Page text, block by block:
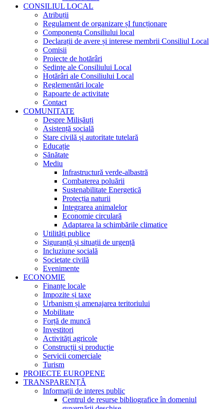
CONSILIUL LOCAL
Atribuții
Regulament de organizare șI funcționare
Componența Consiliului local
Declarații de avere și interese membrii Consiliul Local
Comisii
Proiecte de hotărâri
Ședințe ale Consiliului Local
Hotărâri ale Consiliului Local
Reglementări locale
Rapoarte de activitate
Contact
COMUNITATE
Despre Milișăuți
Asistență socială
Stare civilă și autoritate tutelară
Educație
Sănătate
Mediu
Infrastructură verde-albastră
Combaterea poluării
Sustenabilitate Energetică
Protecția naturii
Integrarea animalelor
Economie circulară
Adaptarea la schimbările climatice
Utilități publice
Siguranță și situații de urgență
Incluziune socială
Societate civilă
Evenimente
ECONOMIE
Finanțe locale
Impozite și taxe
Urbanism și amenajarea teritoriului
Mobilitate
Forță de muncă
Investitori
Activități agricole
Construcții și producție
Servicii comerciale
Turism
PROIECTE EUROPENE
TRANSPARENȚĂ
Informații de interes public
Centrul de resurse bibliografice în domeniul